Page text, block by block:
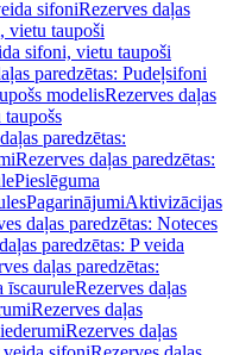
sifoniRezerves daļas
vietu taupoši
sifoni, vietu taupoši
paredzētas: Pudeļsifoni
modelisRezerves daļas
paredzētas:
Rezerves daļas paredzētas:
Pieslēguma
PagarinājumiAktivizācijas
daļas paredzētas: Noteces
paredzētas: P veida
daļas paredzētas:
īscauruleRezerves daļas
Rezerves daļas
Rezerves daļas